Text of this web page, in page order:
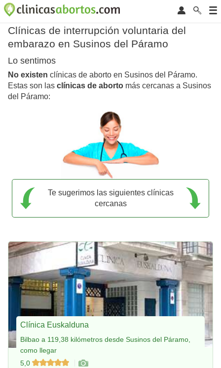
Clínicas de interrupción voluntaria del
embarazo en Susinos del Páramo
Lo sentimos
No existen clínicas de aborto en Susinos del Páramo.
Estas son las clínicas de aborto más cercanas a Susinos
del Páramo:
Te sugerimos las siguientes clínicas
cercanas
Clínica Euskalduna
Bilbao a 119,38 kilómetros desde Susinos del Páramo,
como llegar
5,0